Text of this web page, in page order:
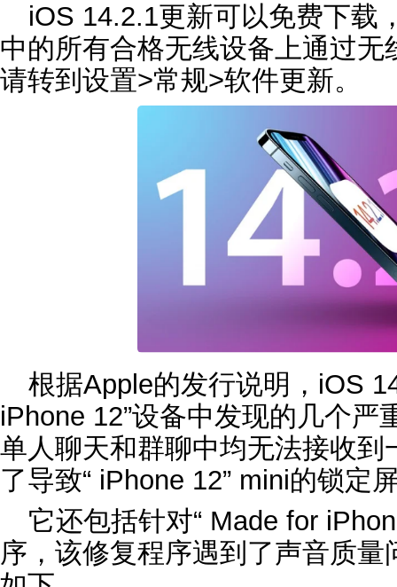
iOS 14.2.1更新可以免费下载
中的所有合格无线设备上通过
请转到设置>常规>软件更新。
根据Apple的发行说明，iOS
iPhone 12”设备中发现的几个严
单人聊天和群聊中均无法接收
了导致“ iPhone 12” mini的锁定
它还包括针对“ Made for
序，该修复程序遇到了声音质